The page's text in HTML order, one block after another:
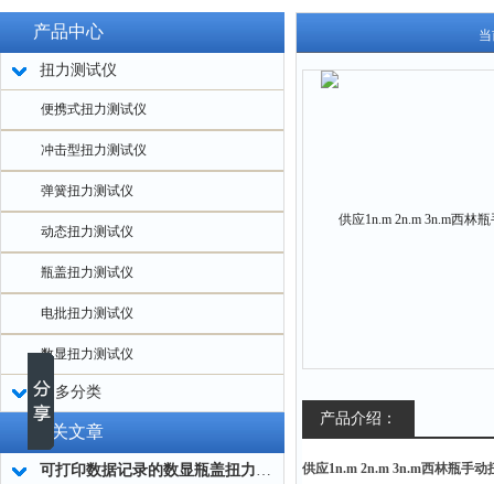
产品中心
扭力测试仪
便携式扭力测试仪
冲击型扭力测试仪
弹簧扭力测试仪
动态扭力测试仪
瓶盖扭力测试仪
电批扭力测试仪
数显扭力测试仪
更多分类
相关文章
可打印数据记录的数显瓶盖扭力测试仪
产品介绍：
供应1n.m 2n.m 3n.m西林瓶手动